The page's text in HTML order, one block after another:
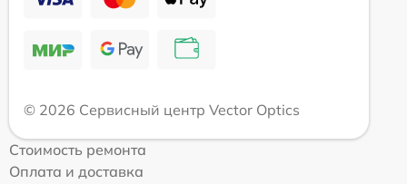
© 2026 Сервисный центр Vector Optics
Стоимость ремонта
Оплата и доставка